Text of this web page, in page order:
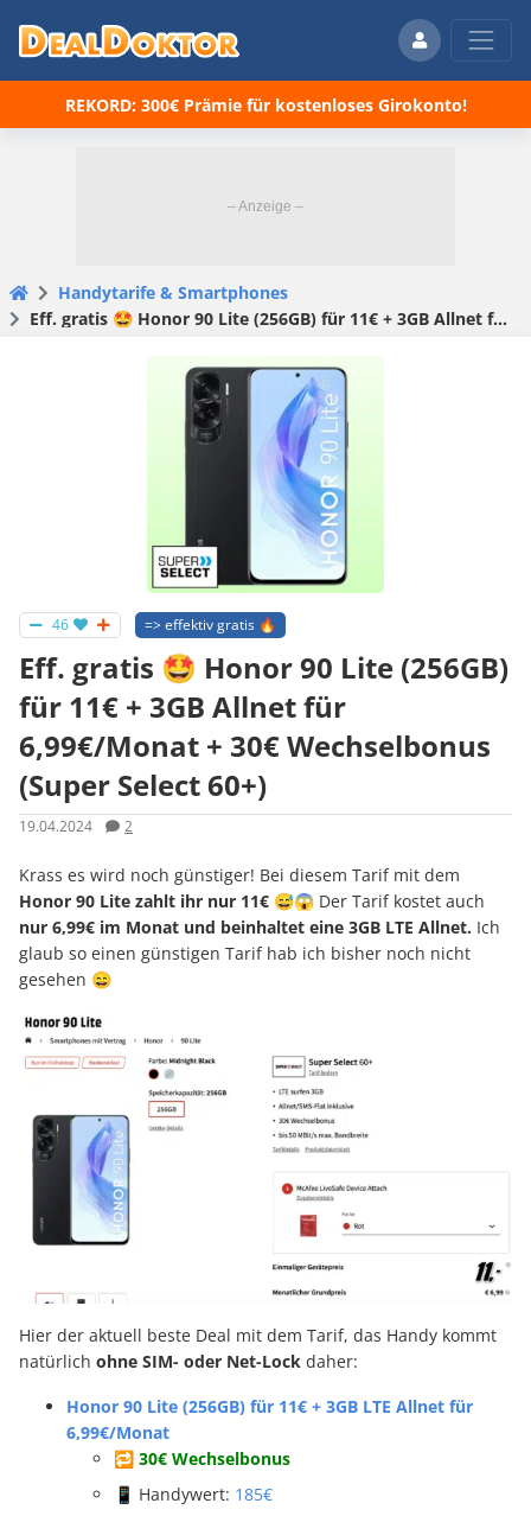
REKORD: 300€ Prämie für kostenloses Girokonto!
Handytarife & Smartphones
Eff. gratis 🤩 Honor 90 Lite (256GB) für 11€ + 3GB Allnet für 6,99€/Monat + 30€ Wechselbonus (Super Select 60+)
46 => effektiv gratis 🔥
Eff. gratis 🤩 Honor 90 Lite (256GB)
für 11€ + 3GB Allnet für
6,99€/Monat + 30€ Wechselbonus
(Super Select 60+)
19.04.2024 2
Krass es wird noch günstiger! Bei diesem Tarif mit dem
Honor 90 Lite zahlt ihr nur 11€ 😅😱 Der Tarif kostet auch
nur 6,99€ im Monat und beinhaltet eine 3GB LTE Allnet. Ich
glaub so einen günstigen Tarif hab ich bisher noch nicht
gesehen 😄
Hier der aktuell beste Deal mit dem Tarif, das Handy kommt
natürlich ohne SIM- oder Net-Lock daher:
Honor 90 Lite (256GB) für 11€ + 3GB LTE Allnet für
6,99€/Monat
🔁 30€ Wechselbonus
📱 Handywert: 185€